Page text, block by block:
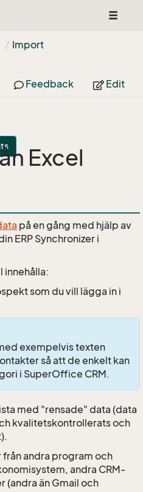
Toggle
Import
Feedback Edit
Excel
på en gång med hjälp av
ERP Synchronizer i
innehålla:
som du vill lägga in i
exempelvis texten
så att de enkelt kan
i SuperOffice CRM.
med "rensade" data (data
kvalitetskontrollerats och
andra program och
andra CRM-
än Gmail och